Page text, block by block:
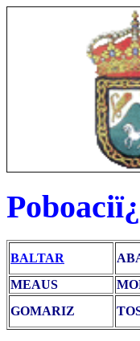
BALTAR
MEAUS
GOMARIZ